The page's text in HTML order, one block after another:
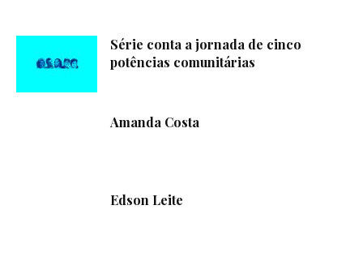
Série conta a jornada de cinco
potências comunitárias
Amanda Costa
Edson Leite